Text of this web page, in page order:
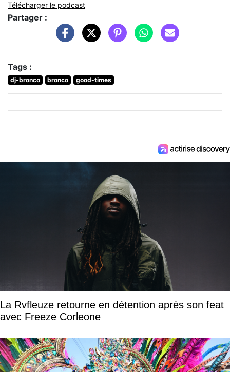
Télécharger le podcast
Partager :
Tags :
dj-bronco bronco good-times
La Rvfleuze retourne en détention après son feat
avec Freeze Corleone